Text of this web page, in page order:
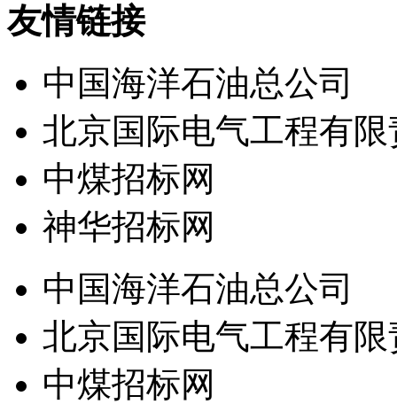
友情链接
中国海洋石油总公司
北京国际电气工程有
中煤招标网
神华招标网
中国海洋石油总公司
北京国际电气工程有
中煤招标网